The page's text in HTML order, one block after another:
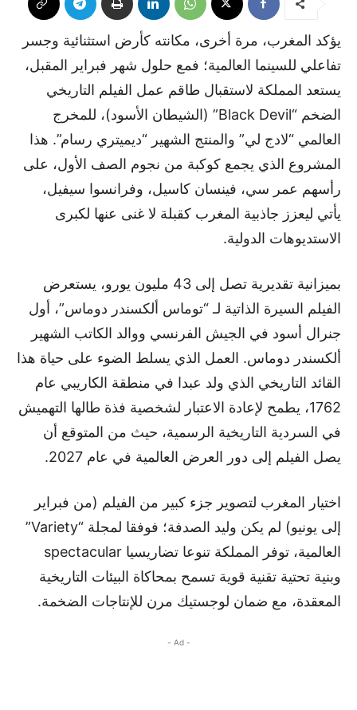
يؤكد المغرب، مرة أخرى، مكانته كأرض استثنائية وجسر
تفاعلي للسينما العالمية؛ فمع حلول شهر فبراير المقبل،
يستعد المملكة لاستقبال طاقم عمل الفيلم التاريخي
الضخم “Black Devil” (الشيطان الأسود)، للمخرج
العالمي “لادج لي” والمنتج الشهير “ديميتري رسام”. هذا
المشروع الذي يجمع كوكبة من نجوم الصف الأول، على
رأسهم عمر سي، فينسان كاسيل، وفرانسوا سيفيل،
يأتي ليعزز جاذبية المغرب كقبلة لا غنى عنها لكبرى
الاستديوهات الدولية.
بميزانية تقديرية تصل إلى 43 مليون يورو، يستعرض
الفيلم السيرة الذاتية لـ “توماس ألكسندر دوماس”، أول
جنرال أسود في الجيش الفرنسي ووالد الكاتب الشهير
ألكسندر دوماس. العمل الذي يسلط الضوء على حياة هذا
القائد التاريخي الذي ولد عبدا في منطقة الكاريبي عام
1762، يطمح لإعادة الاعتبار لشخصية فذة طالها التهميش
في السردية التاريخية الرسمية، حيث من المتوقع أن
يصل الفيلم إلى دور العرض العالمية في عام 2027.
اختيار المغرب لتصوير جزء كبير من الفيلم (من فبراير
إلى يونيو) لم يكن وليد الصدفة؛ فوفقا لمجلة “Variety”
العالمية، توفر المملكة تنوعا تضاريسيا spectacular
وبنية تحتية تقنية قوية تسمح بمحاكاة البيئات التاريخية
المعقدة، مع ضمان لوجستيك مرن للإنتاجات الضخمة.
- Ad -